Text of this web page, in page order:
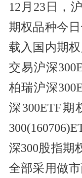
12月23日，
期权品种今
载入国内期
交易沪深
柏瑞沪深
深300ETF
深300股指期
全部采用做